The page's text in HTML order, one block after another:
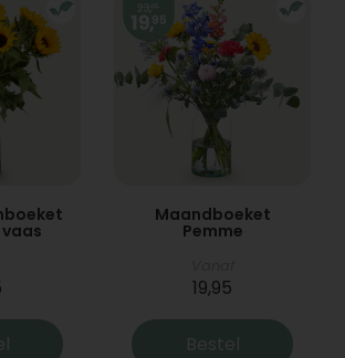
Maandboeket
Pemme
19,95
Bestel